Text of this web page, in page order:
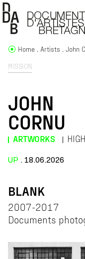
MISSION
Home Artists John
JOHN
CORNU
ARTWORKS
UP . 18.06.2026
BLANK
2007-2017
Documents